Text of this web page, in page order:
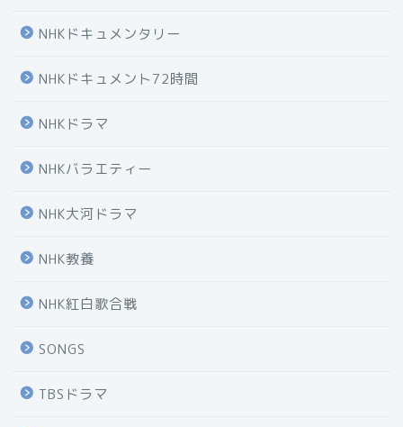
NHKドキュメンタリー
NHKドキュメント72時間
NHKドラマ
NHKバラエティー
NHK大河ドラマ
NHK教養
NHK紅白歌合戦
SONGS
TBSドラマ